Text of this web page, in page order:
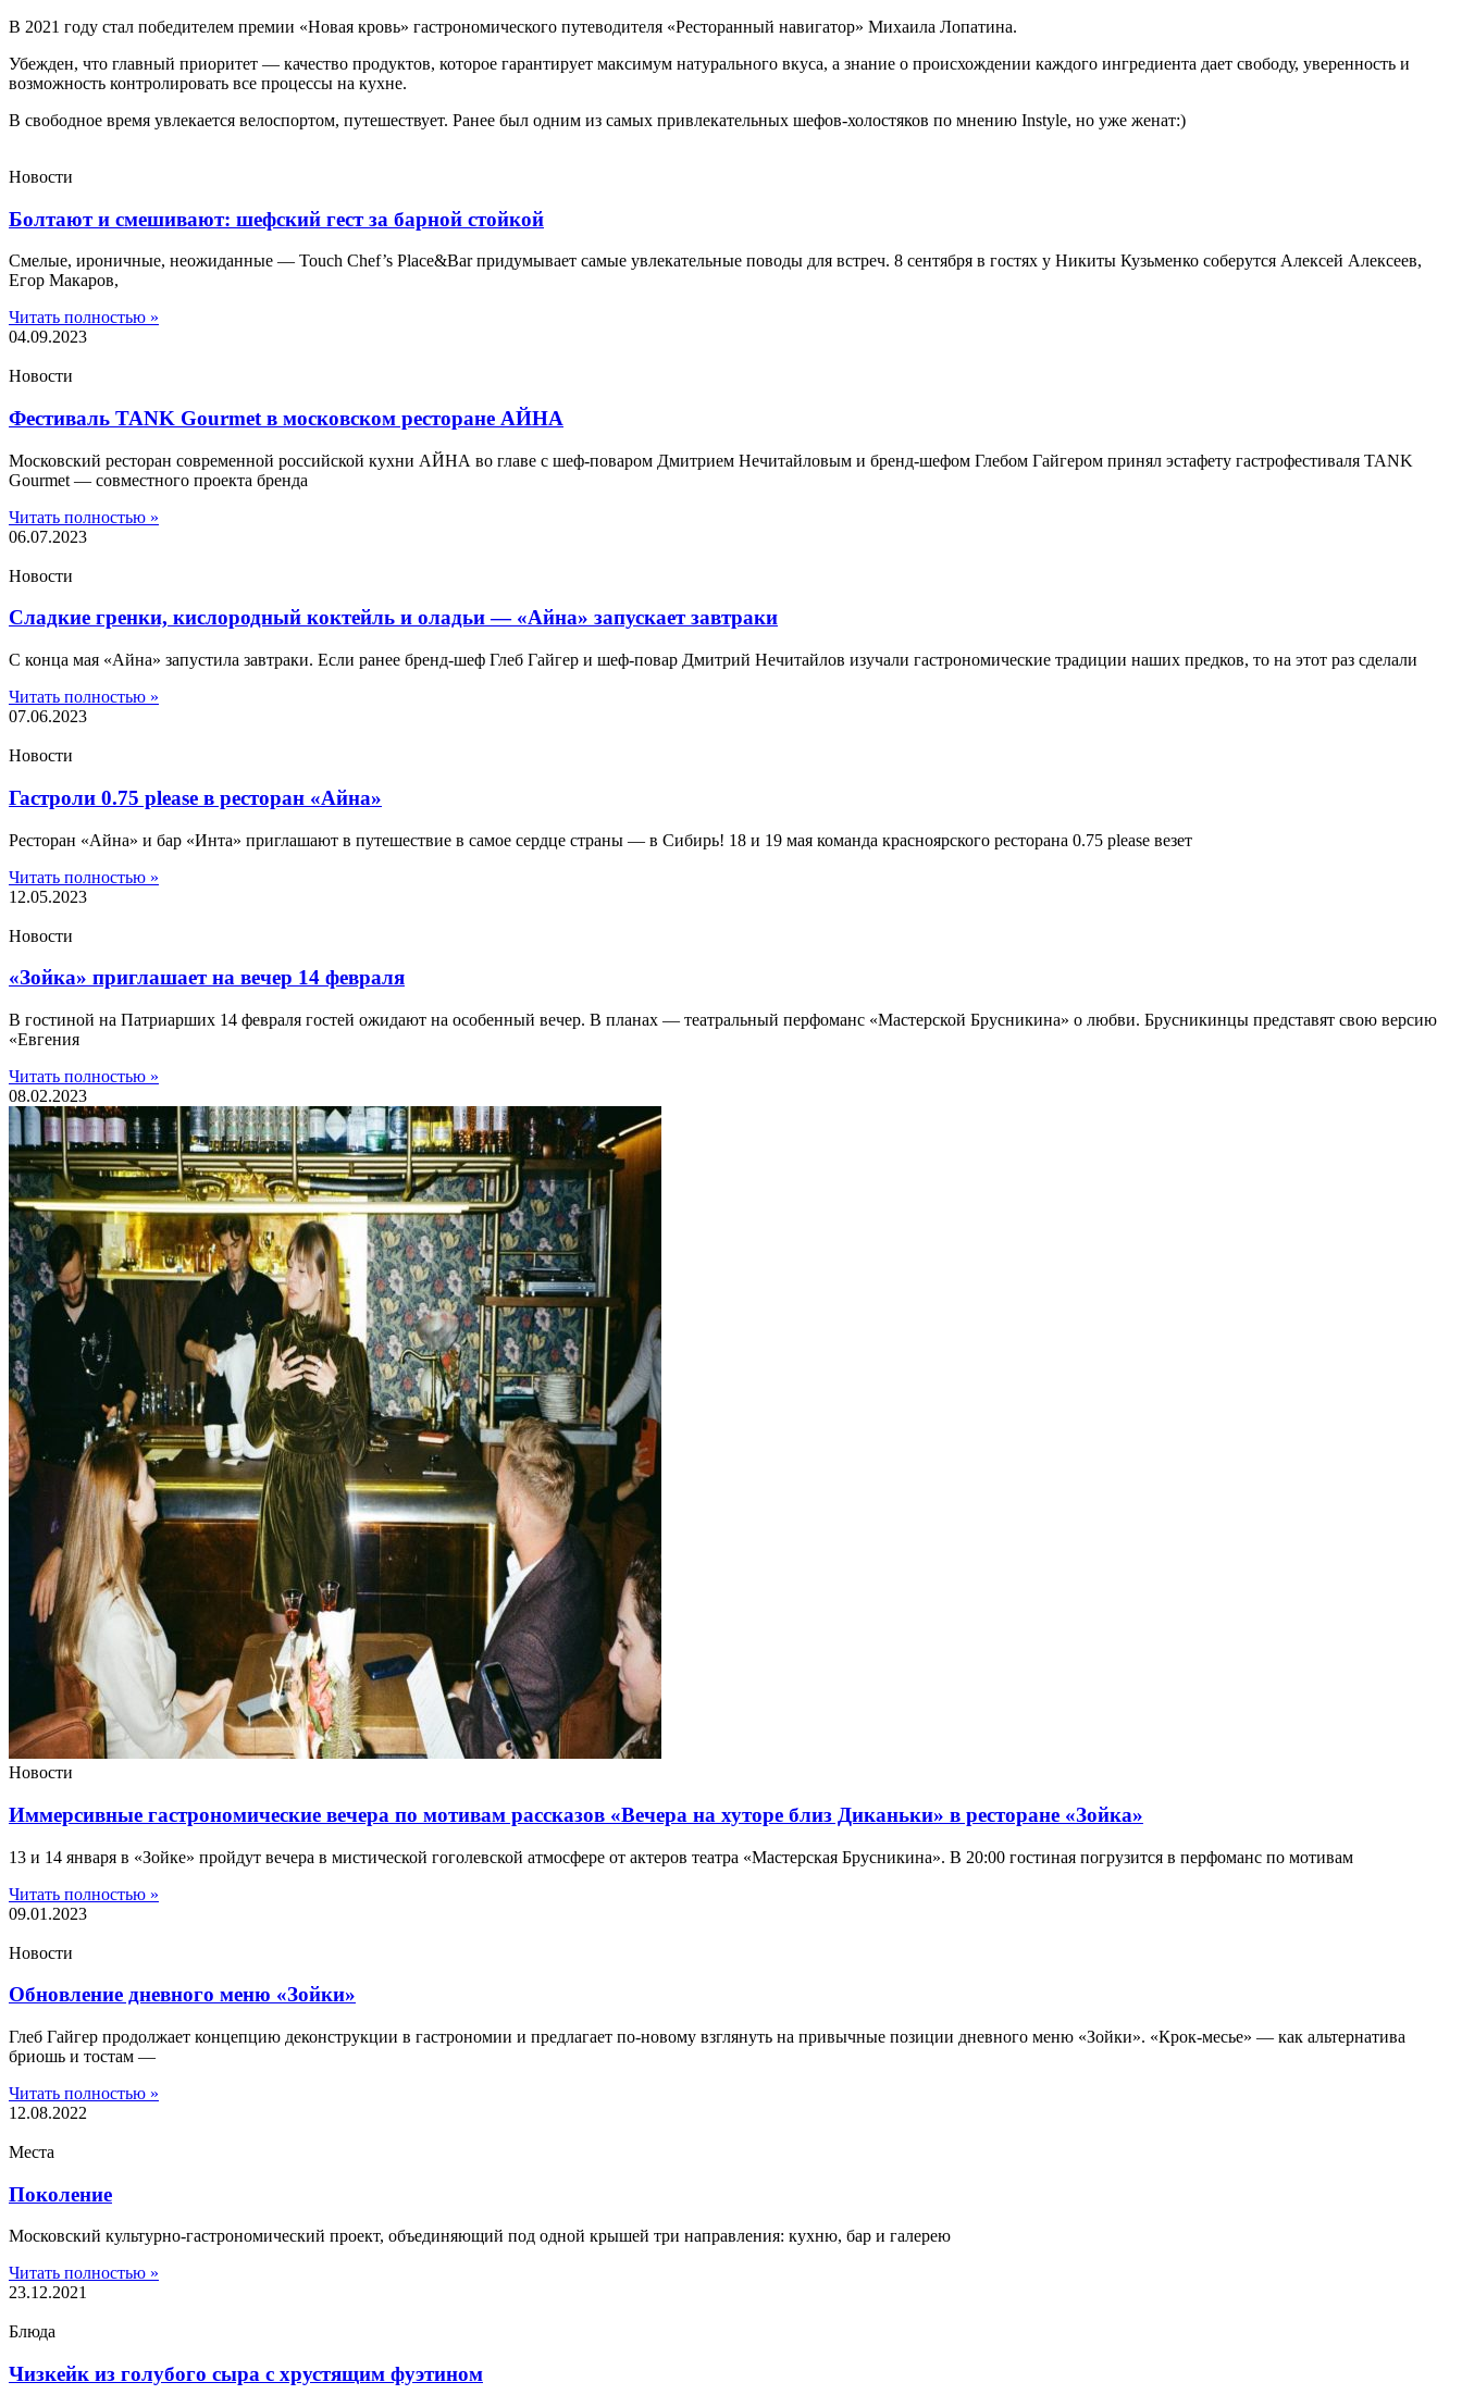
В 2021 году стал победителем премии «Новая кровь» гастрономического путеводителя «Ресторанный навигатор» Михаила Лопатина.
Убежден, что главный приоритет — качество продуктов, которое гарантирует максимум натурального вкуса, а знание о происхождении каждого ингредиента дает свободу, уверенность и
возможность контролировать все процессы на кухне.
В свободное время увлекается велоспортом, путешествует. Ранее был одним из самых привлекательных шефов-холостяков по мнению Instyle, но уже женат:)
Новости
Болтают и смешивают: шефский гест за барной стойкой
Смелые, ироничные, неожиданные — Touch Chef’s Place&Bar придумывает самые увлекательные поводы для встреч. 8 сентября в гостях у Никиты Кузьменко соберутся Алексей Алексеев,
Егор Макаров,
Читать полностью »
04.09.2023
Новости
Фестиваль TANK Gourmet в московском ресторане АЙНА
Московский ресторан современной российской кухни АЙНА во главе с шеф-поваром Дмитрием Нечитайловым и бренд-шефом Глебом Гайгером принял эстафету гастрофестиваля TANK
Gourmet — совместного проекта бренда
Читать полностью »
06.07.2023
Новости
Сладкие гренки, кислородный коктейль и оладьи — «Айна» запускает завтраки
С конца мая «Айна» запустила завтраки. Если ранее бренд-шеф Глеб Гайгер и шеф-повар Дмитрий Нечитайлов изучали гастрономические традиции наших предков, то на этот раз сделали
Читать полностью »
07.06.2023
Новости
Гастроли 0.75 please в ресторан «Айна»
Ресторан «Айна» и бар «Инта» приглашают в путешествие в самое сердце страны ― в Сибирь! 18 и 19 мая команда красноярского ресторана 0.75 please везет
Читать полностью »
12.05.2023
Новости
«Зойка» приглашает на вечер 14 февраля
В гостиной на Патриарших 14 февраля гостей ожидают на особенный вечер. В планах — театральный перфоманс «Мастерской Брусникина» о любви. Брусникинцы представят свою версию
«Евгения
Читать полностью »
08.02.2023
Новости
Иммерсивные гастрономические вечера по мотивам рассказов «Вечера на хуторе близ Диканьки» в ресторане «Зойка»
13 и 14 января в «Зойке» пройдут вечера в мистической гоголевской атмосфере от актеров театра «Мастерская Брусникина». В 20:00 гостиная погрузится в перфоманс по мотивам
Читать полностью »
09.01.2023
Новости
Обновление дневного меню «Зойки»
Глеб Гайгер продолжает концепцию деконструкции в гастрономии и предлагает по-новому взглянуть на привычные позиции дневного меню «Зойки». «Крок-месье» — как альтернатива
бриошь и тостам —
Читать полностью »
12.08.2022
Места
Поколение
Московский культурно-гастрономический проект, объединяющий под одной крышей три направления: кухню, бар и галерею
Читать полностью »
23.12.2021
Блюда
Чизкейк из голубого сыра с хрустящим фуэтином